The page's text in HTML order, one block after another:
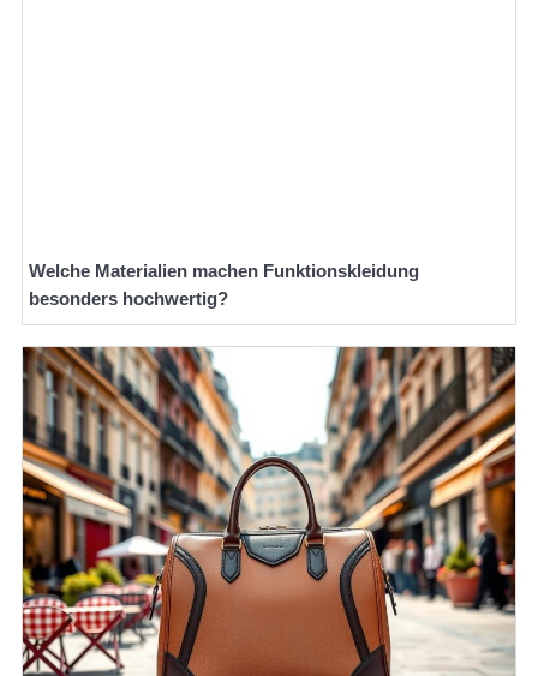
Welche Materialien machen Funktionskleidung
besonders hochwertig?